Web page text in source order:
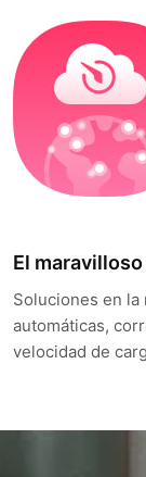
El
Soluciones en
automáticas,
velocidad de